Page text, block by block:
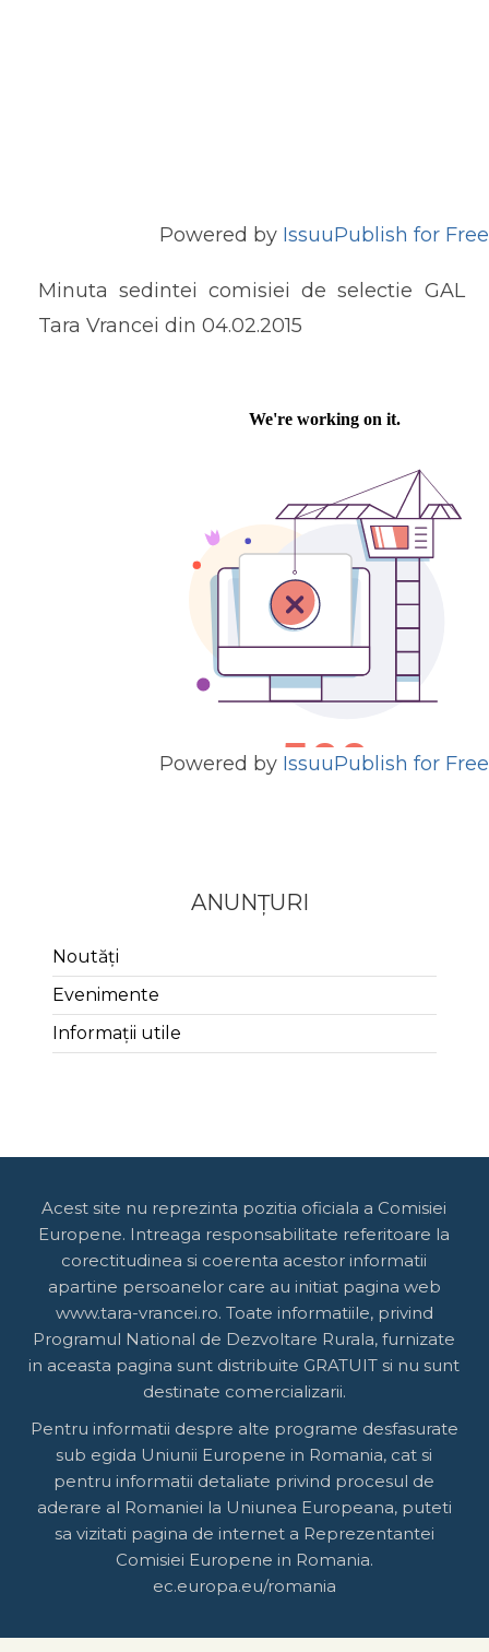
Powered by IssuuPublish for Free
Minuta sedintei comisiei de selectie GAL
Tara Vrancei din 04.02.2015
Powered by IssuuPublish for Free
ANUNȚURI
Noutăți
Evenimente
Informații utile
Acest site nu reprezinta pozitia oficiala a Comisiei
Europene. Intreaga responsabilitate referitoare la
corectitudinea si coerenta acestor informatii
apartine persoanelor care au initiat pagina web
www.tara-vrancei.ro. Toate informatiile, privind
Programul National de Dezvoltare Rurala, furnizate
in aceasta pagina sunt distribuite GRATUIT si nu sunt
destinate comercializarii.
Pentru informatii despre alte programe desfasurate
sub egida Uniunii Europene in Romania, cat si
pentru informatii detaliate privind procesul de
aderare al Romaniei la Uniunea Europeana, puteti
sa vizitati pagina de internet a Reprezentantei
Comisiei Europene in Romania.
ec.europa.eu/romania